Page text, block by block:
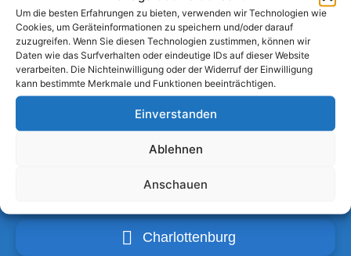
Um die besten Erfahrungen zu bieten, verwenden wir Technologien wie
Cookies, um Geräteinformationen zu speichern und/oder darauf
zuzugreifen. Wenn Sie diesen Technologien zustimmen, können wir
Daten wie das Surfverhalten oder eindeutige IDs auf dieser Website
verarbeiten. Die Nichteinwilligung oder der Widerruf der Einwilligung
kann bestimmte Merkmale und Funktionen beeinträchtigen.
Einverstanden
Ablehnen
Anschauen
Neukölln
Tempelhof
Tiergarten
Charlottenburg